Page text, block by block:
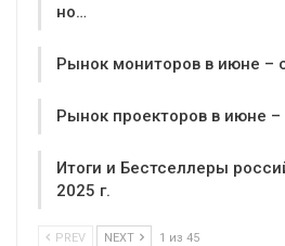
но…
Рынок мониторов в июне –
Рынок проекторов в июне
Итоги и Бестселлеры
2025 г.
PREV NEXT 1 из 45